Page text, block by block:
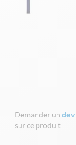
Demander un
sur ce produit